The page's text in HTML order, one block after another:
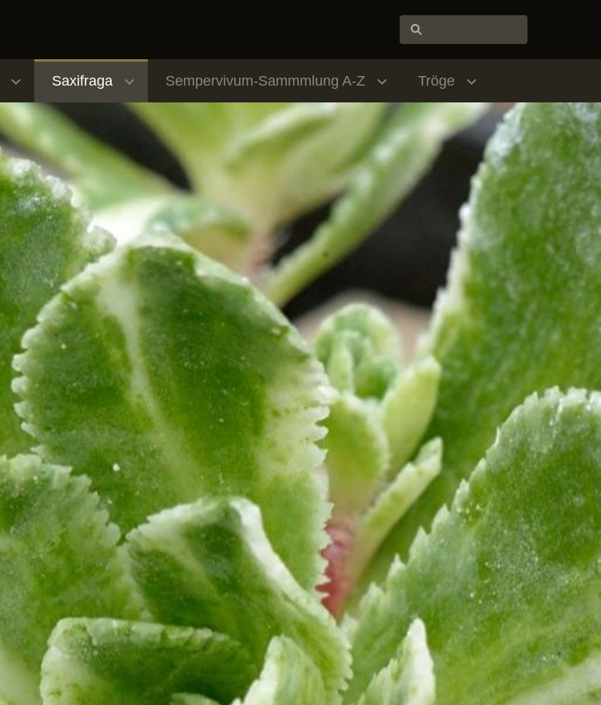
Saxifraga Sempervivum-Sammmlung A-Z Tröge